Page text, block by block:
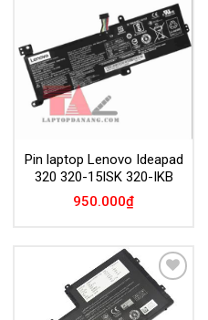
Add to
Wishlist
Pin laptop Lenovo Ideapad
320 320-15ISK 320-IKB
950.000₫
Add to
Wishlist